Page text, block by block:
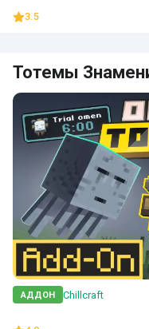
3.5
Тотемы
АДДОН Chillcraft